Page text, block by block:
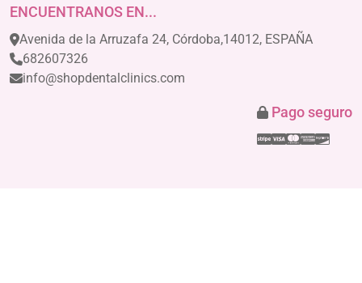
ENCUENTRANOS EN...
Avenida de la Arruzafa 24, Córdoba,14012, ESPAÑA
682607326
info@shopdentalclinics.com
Pago seguro
Stripe
Visa